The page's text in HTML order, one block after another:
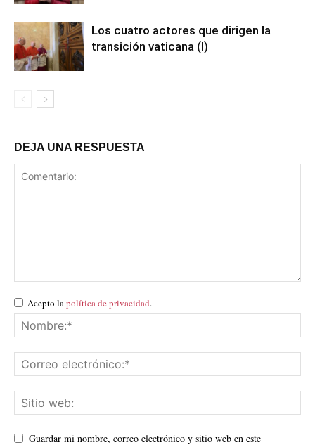
Los cuatro actores que dirigen la
transición vaticana (I)
DEJA UNA RESPUESTA
Acepto lapolítica de privacidad.
Guardar mi nombre, correo electrónico y sitio web en este